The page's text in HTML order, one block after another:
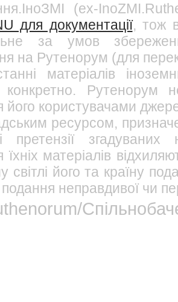
(ex-
для документації, тож
за умов
на Рутенорум (для
матеріалів
Рутенорум
його користувачами
ресурсом,
претензії
їхніх матеріалів
світлі його та країну
неправдивої чи